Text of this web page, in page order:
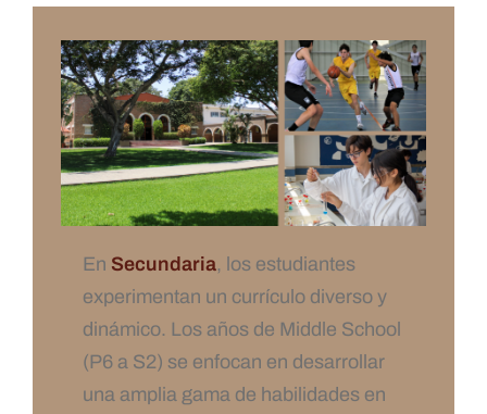
En Secundaria, los estudiantes
experimentan un currículo diverso y
dinámico. Los años de Middle School
(P6 a S2) se enfocan en desarrollar
una amplia gama de habilidades en